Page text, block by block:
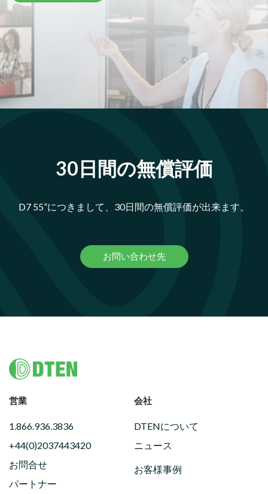
30日間の無償評価
D7 55”につきまして、30日間の無償評価が出来ます。
お問い合わせ先
Footer
営業
1.866.936.3836
+44(0)2037443420
お問合せ
パートナー
会社
DTENについて
ニュース
お客様事例